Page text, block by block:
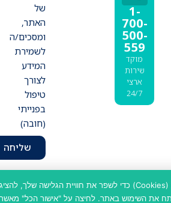
1-
700-
500-
559
מוקד
שירות
ארצי
24/7
של
האתר,
ומסכים/ה
לשמירת
המידע
לצורך
טיפול
בפנייתי
(חובה)
שליחה
אנו משתמשים בעוגיות (Cookies) כדי לשפר את חוויית הגלישה שלך, להציג
את השימוש באתר. לחיצה על "אישור הכל" מאשרת